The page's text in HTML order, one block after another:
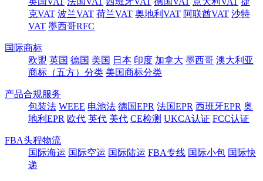
克VAT 波兰VAT 荷兰VAT 奥地利VAT 阿联酋VAT 沙特
VAT 墨西哥RFC
国际商标
欧盟 英国 德国 美国 日本 印度 加拿大 墨西哥 澳大利亚
商标（五方）分类 美国商标分类
产品合规服务
包装法 WEEE 电池法 德国EPR 法国EPR 西班牙EPR 奥
地利EPR 欧代 英代 美代 CE检测 UKCA认证 FCC认证
FBA头程物流
国际海运 国际空运 国际陆运 FBA专线 国际小包 国际快
递